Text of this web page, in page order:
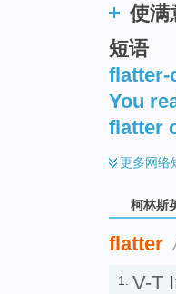
使满
短语
flatter-
You
flatter
更多网络
柯林斯
flatter
1. V-T